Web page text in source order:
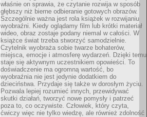
właśnie on sprawia, że czytanie rozwija w sposób
głębszy niż bierne odbieranie gotowych obrazów.
Szczególnie ważna jest rola książek w rozwijaniu
wyobraźni. Kiedy oglądamy film lub krótki materiał
wideo, obraz zostaje podany niemal w całości. W
książce świat trzeba stworzyć samodzielnie.
Czytelnik wyobraża sobie twarze bohaterów,
miejsca, emocje i atmosferę wydarzeń. Dzięki temu
staje się aktywnym uczestnikiem opowieści. To
doświadczenie ma ogromną wartość, bo
wyobraźnia nie jest jedynie dodatkiem do
dzieciństwa. Przydaje się także w dorosłym życiu.
Pozwala lepiej rozumieć innych, przewidywać
skutki działań, tworzyć nowe pomysły i patrzeć
poza to, co oczywiste. Człowiek, który czyta,
ćwiczy więc nie tylko wiedzę, ale również zdolność